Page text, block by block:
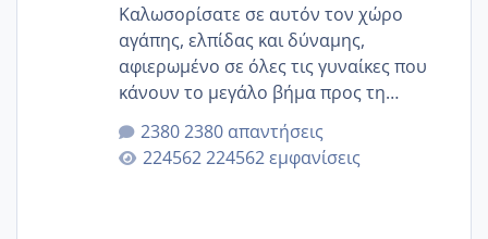
Καλωσορίσατε σε αυτόν τον χώρο
αγάπης, ελπίδας και δύναμης,
αφιερωμένο σε όλες τις γυναίκες που
κάνουν το μεγάλο βήμα προς τη
μητρότητα μέσω εξωσωματικής το 2025.
Εδώ θα μοιραστούμε αγωνίες, χαρές,
εμπειρίες και κάθε μικρή ή μεγάλη
2380 απαντήσεις
224562 εμφανίσεις